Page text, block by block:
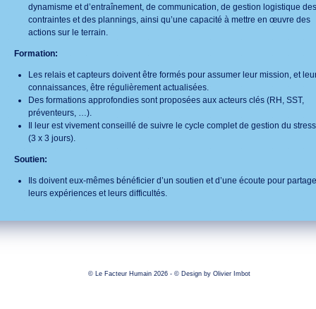
dynamisme et d’entraînement, de communication, de gestion logistique des
contraintes et des plannings, ainsi qu’une capacité à mettre en œuvre des
actions sur le terrain.
Formation:
Les relais et capteurs doivent être formés pour assumer leur mission, et
connaissances, être régulièrement actualisées.
Des formations approfondies sont proposées aux acteurs clés (RH, SST,
préventeurs, …).
Il leur est vivement conseillé de suivre le cycle complet de gestion du stress
(3 x 3 jours).
Soutien:
Ils doivent eux-mêmes bénéficier d’un soutien et d’une écoute pour
leurs expériences et leurs difficultés.
© Le Facteur Humain 2026 - © Design by Olivier Imbot